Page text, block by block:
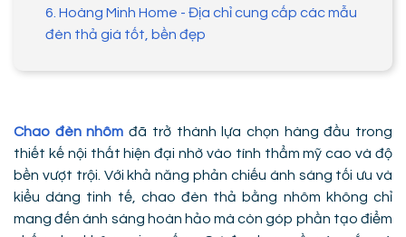
6. Hoàng Minh Home - Địa chỉ cung cấp các mẫu
đèn thả giá tốt, bền đẹp
Chao đèn nhôm đã trở thành lựa chọn hàng đầu trong
thiết kế nội thất hiện đại nhờ vào tính thẩm mỹ cao và độ
bền vượt trội. Với khả năng phản chiếu ánh sáng tối ưu và
kiểu dáng tinh tế, chao đèn thả bằng nhôm không chỉ
mang đến ánh sáng hoàn hảo mà còn góp phần tạo điểm